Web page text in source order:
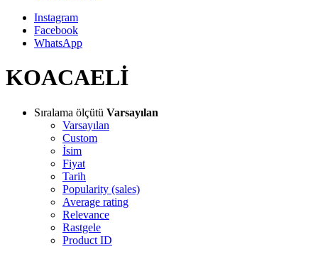
Instagram
Facebook
WhatsApp
KOACAELİ
Sıralama ölçütü Varsayılan
Varsayılan
Custom
İsim
Fiyat
Tarih
Popularity (sales)
Average rating
Relevance
Rastgele
Product ID